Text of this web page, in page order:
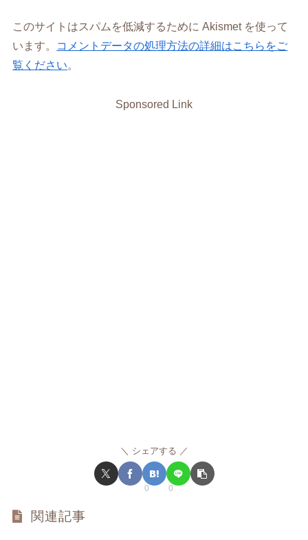
このサイトはスパムを低減するために Akismet を使って
います。
コメントデータの処理方法の詳細はこちらをご
覧ください。
Sponsored Link
シェアする
0 0
関連記事